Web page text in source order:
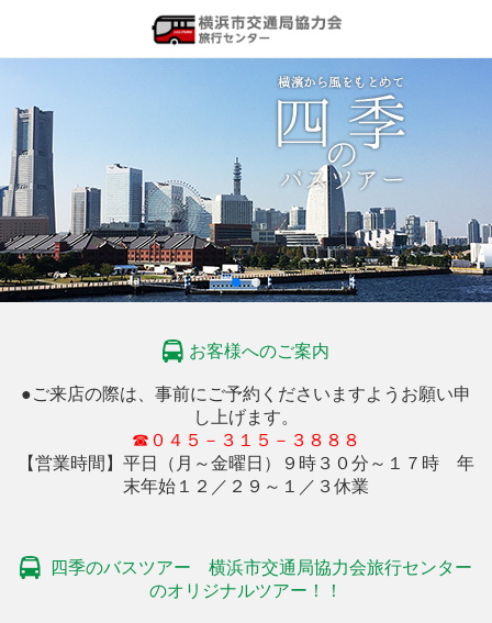
お客様へのご案内
●ご来店の際は、事前にご予約くださいますようお願い申
し上げます。
☎０４５－３１５－３８８８
【営業時間】平日（月～金曜日）９時３０分～１７時 年
末年始１２／２９～１／３休業
四季のバスツアー 横浜市交通局協力会旅行センター
のオリジナルツアー！！